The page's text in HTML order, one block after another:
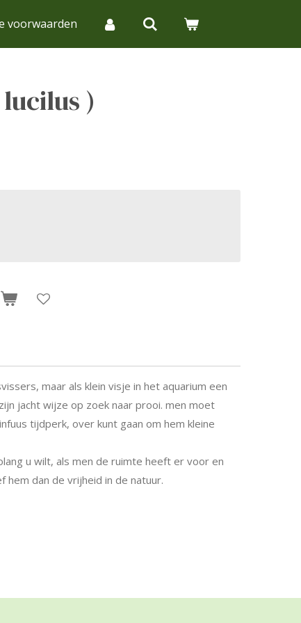
voorwaarden
)
maar als klein visje in het aquarium een
jacht wijze op zoek naar prooi. men moet
tijdperk, over kunt gaan om hem kleine
u wilt, als men de ruimte heeft er voor en
dan de vrijheid in de natuur.